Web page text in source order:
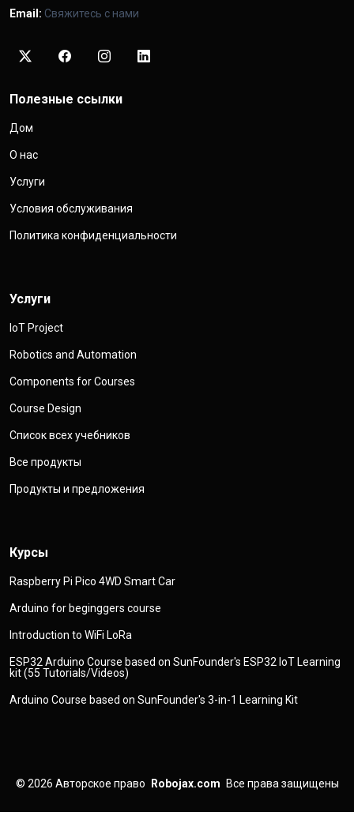
Email: Свяжитесь с нами
Полезные ссылки
Дом
О нас
Услуги
Условия обслуживания
Политика конфиденциальности
Услуги
IoT Project
Robotics and Automation
Components for Courses
Course Design
Список всех учебников
Все продукты
Продукты и предложения
Курсы
Raspberry Pi Pico 4WD Smart Car
Arduino for beginggers course
Introduction to WiFi LoRa
ESP32 Arduino Course based on SunFounder's ESP32 IoT Learning
kit (55 Tutorials/Videos)
Arduino Course based on SunFounder's 3-in-1 Learning Kit
© 2026 Авторское право Robojax.com Все права защищены